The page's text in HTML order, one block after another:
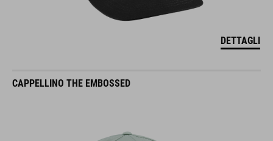
DETTAGLI
CAPPELLINO THE EMBOSSED